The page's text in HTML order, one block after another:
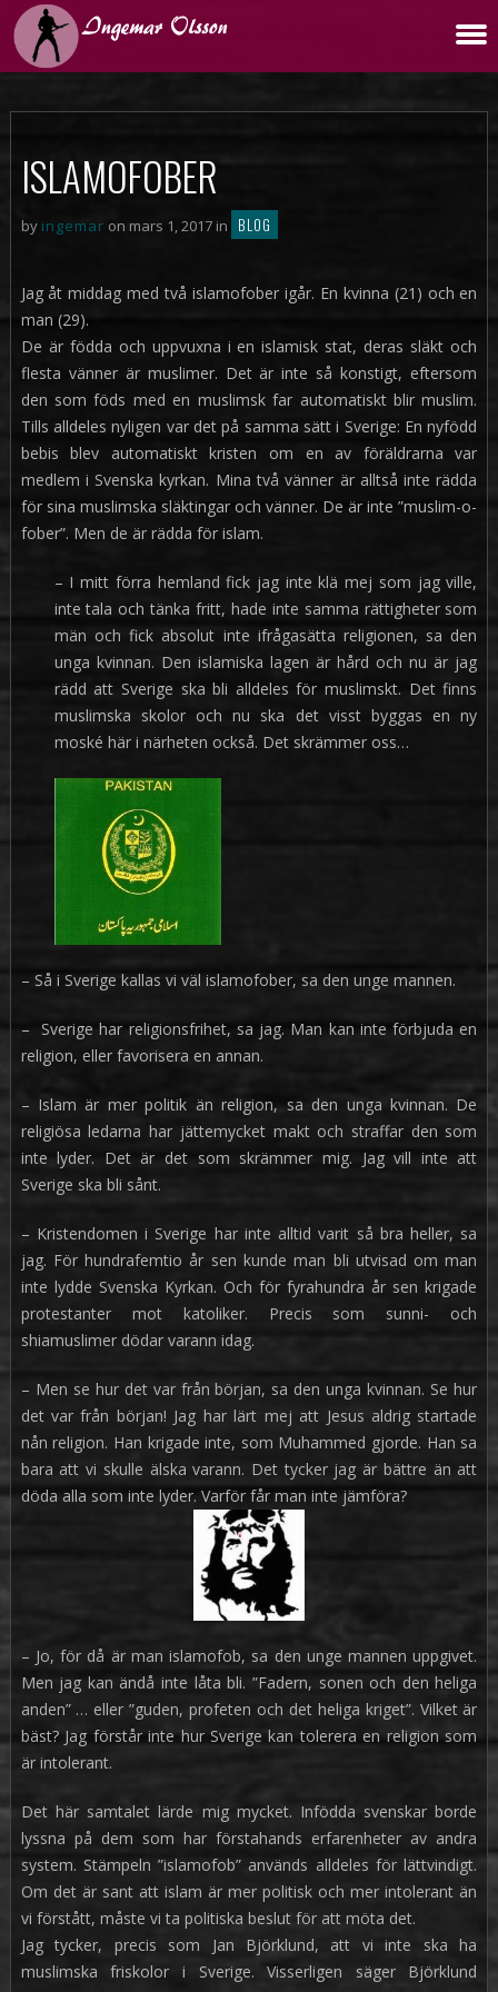
ISLAMOFOBER
by ingemar on mars 1, 2017 in BLOG
Jag åt middag med två islamofober igår. En kvinna (21) och en
man (29).
De är födda och uppvuxna i en islamisk stat, deras släkt och
flesta vänner är muslimer. Det är inte så konstigt, eftersom
den som föds med en muslimsk far automatiskt blir muslim.
Tills alldeles nyligen var det på samma sätt i Sverige: En nyfödd
bebis blev automatiskt kristen om en av föräldrarna var
medlem i Svenska kyrkan. Mina två vänner är alltså inte rädda
för sina muslimska släktingar och vänner. De är inte ”muslim-o-
fober”. Men de är rädda för islam.
– I mitt förra hemland fick jag inte klä mej som jag ville,
inte tala och tänka fritt, hade inte samma rättigheter som
män och fick absolut inte ifrågasätta religionen, sa den
unga kvinnan. Den islamiska lagen är hård och nu är jag
rädd att Sverige ska bli alldeles för muslimskt. Det finns
muslimska skolor och nu ska det visst byggas en ny
moské här i närheten också. Det skrämmer oss…
– Så i Sverige kallas vi väl islamofober, sa den unge mannen.
– Sverige har religionsfrihet, sa jag. Man kan inte förbjuda en
religion, eller favorisera en annan.
– Islam är mer politik än religion, sa den unga kvinnan. De
religiösa ledarna har jättemycket makt och straffar den som
inte lyder. Det är det som skrämmer mig. Jag vill inte att
Sverige ska bli sånt.
– Kristendomen i Sverige har inte alltid varit så bra heller, sa
jag. För hundrafemtio år sen kunde man bli utvisad om man
inte lydde Svenska Kyrkan. Och för fyrahundra år sen krigade
protestanter mot katoliker. Precis som sunni- och
shiamuslimer dödar varann idag.
– Men se hur det var från början, sa den unga kvinnan. Se hur
det var från början! Jag har lärt mej att Jesus aldrig startade
nån religion. Han krigade inte, som Muhammed gjorde. Han sa
bara att vi skulle älska varann. Det tycker jag är bättre än att
döda alla som inte lyder. Varför får man inte jämföra?
– Jo, för då är man islamofob, sa den unge mannen uppgivet.
Men jag kan ändå inte låta bli. ”Fadern, sonen och den heliga
anden” … eller ”guden, profeten och det heliga kriget”. Vilket är
bäst? Jag förstår inte hur Sverige kan tolerera en religion som
är intolerant.
Det här samtalet lärde mig mycket. Infödda svenskar borde
lyssna på dem som har förstahands erfarenheter av andra
system. Stämpeln ”islamofob” används alldeles för lättvindigt.
Om det är sant att islam är mer politisk och mer intolerant än
vi förstått, måste vi ta politiska beslut för att möta det.
Jag tycker, precis som Jan Björklund, att vi inte ska ha
muslimska friskolor i Sverige. Visserligen säger Björklund